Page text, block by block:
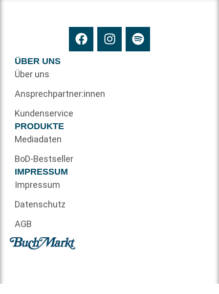
ÜBER UNS
Über uns
Ansprechpartner:innen
Kundenservice
PRODUKTE
Mediadaten
BoD-Bestseller
IMPRESSUM
Impressum
Datenschutz
AGB